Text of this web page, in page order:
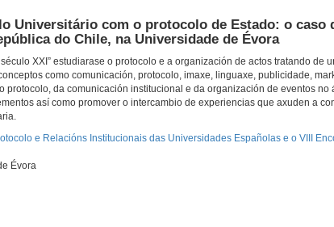
Universitário com o protocolo de Estado: o caso
do Chile, na Universidade de Évora
XXI” estudiarase o protocolo e a organización de actos tratando de
como comunicación, protocolo, imaxe, linguaxe, publicidade,
da comunicación institucional e da organización de eventos
así como promover o intercambio de experiencias que axuden a
e Relacións Institucionais das Universidades Españolas e o VIII
Évora